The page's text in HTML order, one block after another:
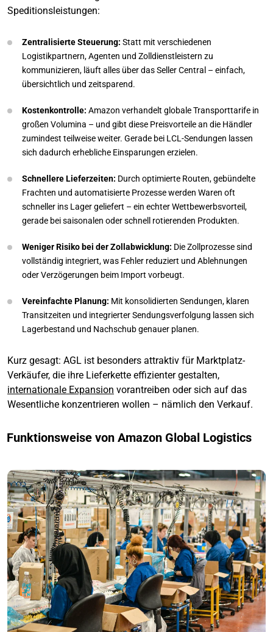
Speditionsleistungen:
Zentralisierte Steuerung: Statt mit verschiedenen
Logistikpartnern, Agenten und Zolldienstleistern zu
kommunizieren, läuft alles über das Seller Central – einfach,
übersichtlich und zeitsparend.
Kostenkontrolle: Amazon verhandelt globale Transporttarife in
großen Volumina – und gibt diese Preisvorteile an die Händler
zumindest teilweise weiter. Gerade bei LCL-Sendungen lassen
sich dadurch erhebliche Einsparungen erzielen.
Schnellere Lieferzeiten: Durch optimierte Routen, gebündelte
Frachten und automatisierte Prozesse werden Waren oft
schneller ins Lager geliefert – ein echter Wettbewerbsvorteil,
gerade bei saisonalen oder schnell rotierenden Produkten.
Weniger Risiko bei der Zollabwicklung: Die Zollprozesse sind
vollständig integriert, was Fehler reduziert und Ablehnungen
oder Verzögerungen beim Import vorbeugt.
Vereinfachte Planung: Mit konsolidierten Sendungen, klaren
Transitzeiten und integrierter Sendungsverfolgung lassen sich
Lagerbestand und Nachschub genauer planen.
Kurz gesagt: AGL ist besonders attraktiv für Marktplatz-
Verkäufer, die ihre Lieferkette effizienter gestalten,
internationale Expansion vorantreiben oder sich auf das
Wesentliche konzentrieren wollen – nämlich den Verkauf.
Funktionsweise von Amazon Global Logistics